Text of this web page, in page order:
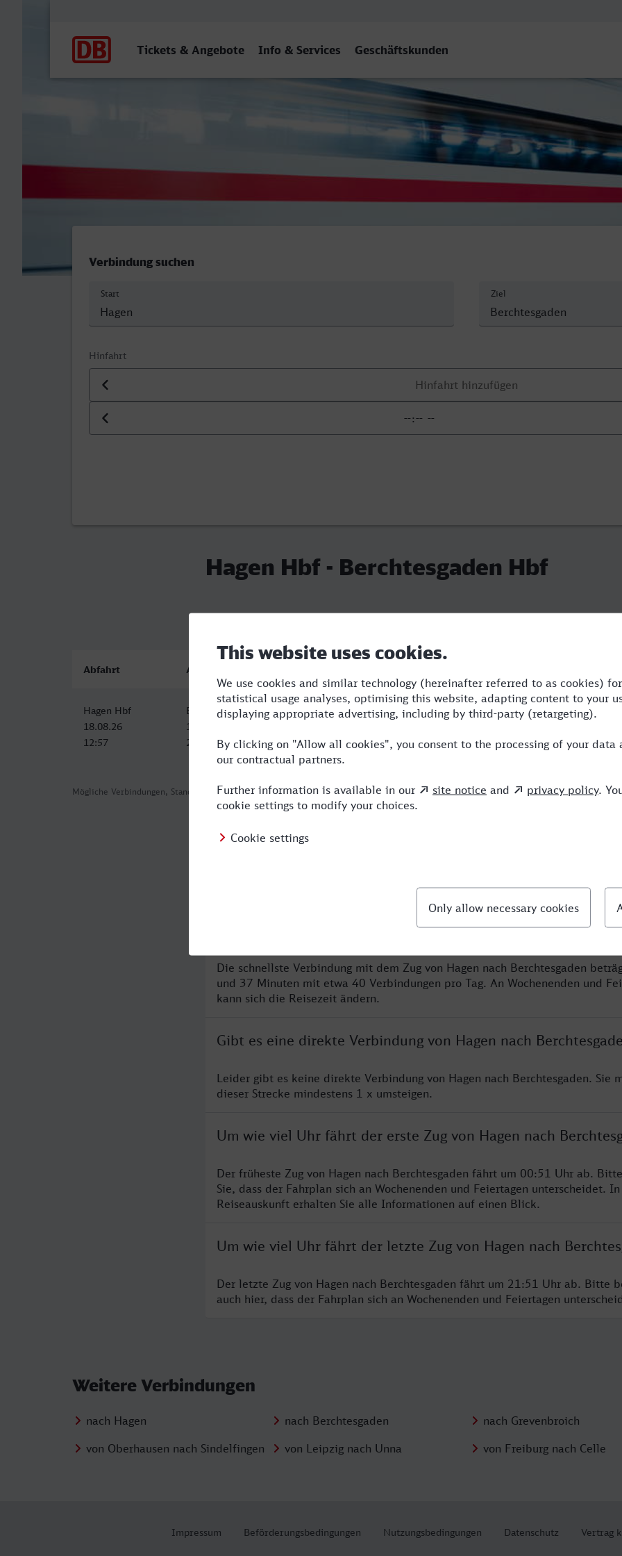
Tickets & Angebote Info & Services Geschäftskunden
Hagen Hbf - Berchtesgaden Hbf
Verbindung suchen
Start Ziel
Hinfahrt
Datum der Hinfahrt
Uhrzeit der Hinfahrt
Hagen Hbf - Berchtesgaden Hbf
Mögliche Verbindungen, Stand: 2026-08-04 09:44
Abfahrt Ankunft
Hagen Hbf
18.08.26
12:57
Berchtesgaden Hbf
18.08.26
21:34
8:37 2 BRB,ICE
Was ist die schnellste Verbindung von Hagen nach
Die schnellste Verbindung mit dem Zug von Hagen nach Berchtesgaden
und 37 Minuten mit etwa 40 Verbindungen pro Tag. An Wochenenden und
kann sich die Reisezeit ändern.
Gibt es eine direkte Verbindung von Hagen nach
Leider gibt es keine direkte Verbindung von Hagen nach Berchtesgaden. Sie
dieser Strecke mindestens 1 x umsteigen.
Um wie viel Uhr fährt der erste Zug von Hagen nach
Der früheste Zug von Hagen nach Berchtesgaden fährt um 00:51 Uhr ab.
Sie, dass der Fahrplan sich an Wochenenden und Feiertagen unterscheidet.
Reiseauskunft erhalten Sie alle Informationen auf einen Blick.
Um wie viel Uhr fährt der letzte Zug von Hagen nach
Der letzte Zug von Hagen nach Berchtesgaden fährt um 21:51 Uhr ab. Bitte
auch hier, dass der Fahrplan sich an Wochenenden und Feiertagen
Weitere Verbindungen
nach Hagen nach Berchtesgaden nach Grevenbroich
von Oberhausen nach Sindelfingen
von Leipzig nach Unna von Freiburg nach Celle
Impressum Beförderungsbedingungen Nutzungsbedingungen Datenschutz Vertrag